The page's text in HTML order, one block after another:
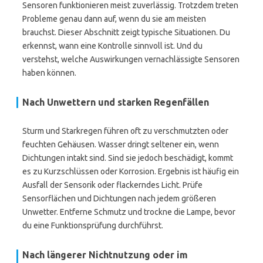
Sensoren funktionieren meist zuverlässig. Trotzdem treten
Probleme genau dann auf, wenn du sie am meisten
brauchst. Dieser Abschnitt zeigt typische Situationen. Du
erkennst, wann eine Kontrolle sinnvoll ist. Und du
verstehst, welche Auswirkungen vernachlässigte Sensoren
haben können.
Nach Unwettern und starken Regenfällen
Sturm und Starkregen führen oft zu verschmutzten oder
feuchten Gehäusen. Wasser dringt seltener ein, wenn
Dichtungen intakt sind. Sind sie jedoch beschädigt, kommt
es zu Kurzschlüssen oder Korrosion. Ergebnis ist häufig ein
Ausfall der Sensorik oder flackerndes Licht. Prüfe
Sensorflächen und Dichtungen nach jedem größeren
Unwetter. Entferne Schmutz und trockne die Lampe, bevor
du eine Funktionsprüfung durchführst.
Nach längerer Nichtnutzung oder im